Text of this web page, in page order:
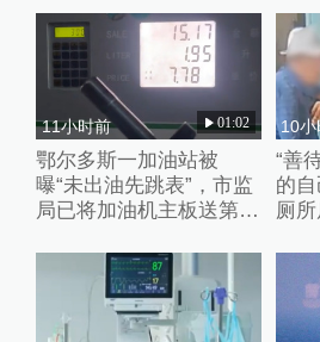
11小时前 01:02
鄂尔多斯一加油站被
曝“未出油先跳表”，市监
局已将加油机主板送第三
10
“善
的
厕